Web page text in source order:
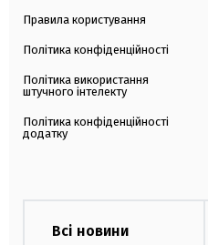
Правила користування
Політика конфіденційності
Політика використання
штучного інтелекту
Політика конфіденційності
додатку
Всі новини